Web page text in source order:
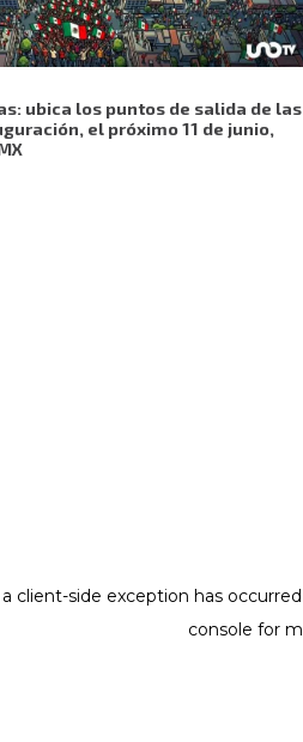
ubica los puntos de salida de las
el próximo 11 de junio,